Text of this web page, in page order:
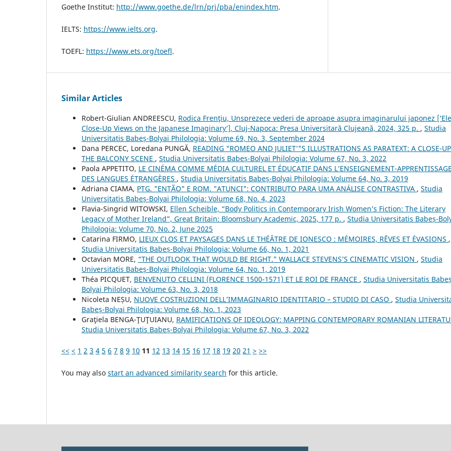
Goethe Institut: http://www.goethe.de/lrn/prj/pba/enindex.htm.
IELTS: https://www.ielts.org.
TOEFL: https://www.ets.org/toefl.
Similar Articles
Robert-Giulian ANDREESCU, Rodica Frenţiu, Unsprezece vederi de aproape asupra imaginarului japonez
Close-Up Views on the Japanese Imaginary’], Cluj-Napoca: Presa Universitară Clujeană, 2024, 325 p. , Studia
Universitatis Babeș-Bolyai Philologia: Volume 69, No. 3, September 2024
Dana PERCEC, Loredana PUNGĂ, READING "ROMEO AND JULIET’"S ILLUSTRATIONS AS PARATEXT: A CLOSE-
THE BALCONY SCENE , Studia Universitatis Babeș-Bolyai Philologia: Volume 67, No. 3, 2022
Paola APPETITO, LE CINÉMA COMME MÉDIA CULTUREL ET ÉDUCATIF DANS L’ENSEIGNEMENT-APPRENTISSAGE
DES LANGUES ÉTRANGÈRES , Studia Universitatis Babeș-Bolyai Philologia: Volume 64, No. 3, 2019
Adriana CIAMA, PTG. "ENTÃO" E ROM. "ATUNCI": CONTRIBUTO PARA UMA ANÁLISE CONTRASTIVA , Studia
Universitatis Babeș-Bolyai Philologia: Volume 68, No. 4, 2023
Flavia-Singrid WITOWSKI, Ellen Scheible, “Body Politics in Contemporary Irish Women’s Fiction: The Literary
Legacy of Mother Ireland”, Great Britain: Bloomsbury Academic, 2025, 177 p. , Studia Universitatis Babeș-
Philologia: Volume 70, No. 2, June 2025
Catarina FIRMO, LIEUX CLOS ET PAYSAGES DANS LE THÉÂTRE DE IONESCO : MÉMOIRES, RÊVES ET ÉVASIONS ,
Studia Universitatis Babeș-Bolyai Philologia: Volume 66, No. 1, 2021
Octavian MORE, “THE OUTLOOK THAT WOULD BE RIGHT.” WALLACE STEVENS’S CINEMATIC VISION , Studia
Universitatis Babeș-Bolyai Philologia: Volume 64, No. 1, 2019
Théa PICQUET, BENVENUTO CELLINI (FLORENCE 1500-1571) ET LE ROI DE FRANCE , Studia Universitatis
Bolyai Philologia: Volume 63, No. 3, 2018
Nicoleta NEȘU, NUOVE COSTRUZIONI DELL’IMMAGINARIO IDENTITARIO – STUDIO DI CASO , Studia
Babeș-Bolyai Philologia: Volume 68, No. 1, 2023
Graţiela BENGA-ŢUŢUIANU, RAMIFICATIONS OF IDEOLOGY: MAPPING CONTEMPORARY ROMANIAN
Studia Universitatis Babeș-Bolyai Philologia: Volume 67, No. 3, 2022
<< < 1 2 3 4 5 6 7 8 9 10 11 12 13 14 15 16 17 18 19 20 21 > >>
You may also start an advanced similarity search for this article.